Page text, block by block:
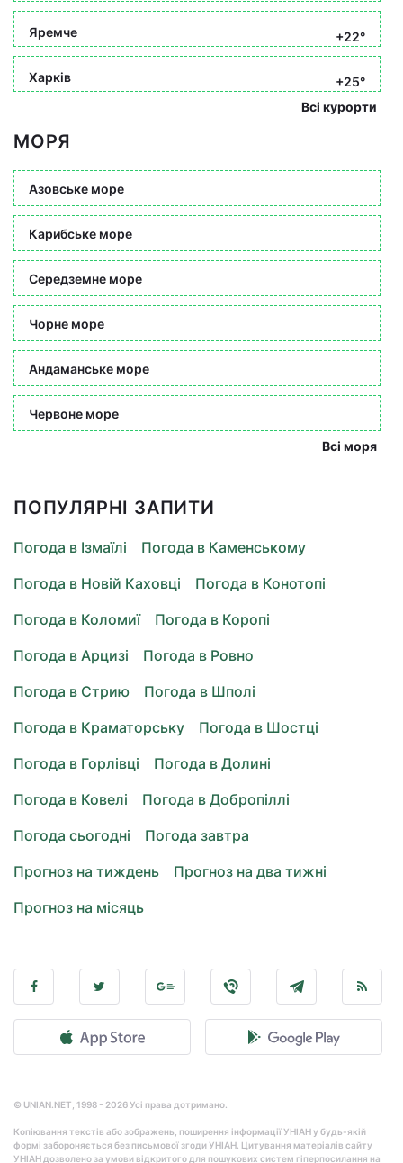
Яремче +22°
Харків
+25°
Всі курорти
МОРЯ
Азовське море
Карибське море
Середземне море
Чорне море
Андаманське море
Червоне море
Всі моря
ПОПУЛЯРНІ ЗАПИТИ
Погода в Ізмаїлі
Погода в Каменському
Погода в Новій Каховці
Погода в Конотопі
Погода в Коломиї
Погода в Коропі
Погода в Арцизі
Погода в Ровно
Погода в Стрию
Погода в Шполі
Погода в Краматорську
Погода в Шостці
Погода в Горлівці
Погода в Долині
Погода в Ковелі
Погода в Добропіллі
Погода сьогодні
Погода завтра
Прогноз на тиждень
Прогноз на два тижні
Прогноз на місяць
© UNIAN.NET, 1998 - 2026 Усі права дотримано.
Копіювання текстів або зображень, поширення інформації УНІАН у будь-якій
формі забороняється без письмової згоди УНІАН. Цитування матеріалів сайту
УНІАН дозволено за умови відкритого для пошукових систем гіперпосилання на